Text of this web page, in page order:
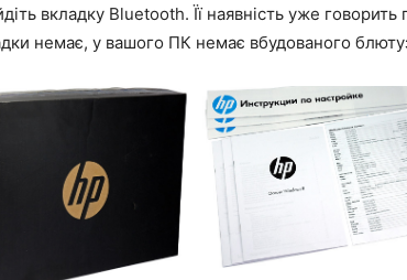
вкладку Bluetooth. Її наявність уже
немає, у вашого ПК немає вбудованого